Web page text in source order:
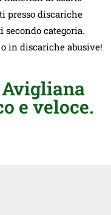
presso discariche
secondo categoria.
in discariche abusive!
Avigliana
e veloce.